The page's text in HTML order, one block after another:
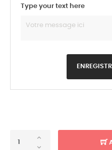
Type your text here